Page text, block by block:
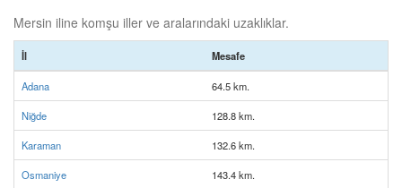
Mersin iline komşu iller ve aralarındaki uzaklıklar.
İl Mesafe
Adana 64.5 km.
Niğde 128.8 km.
Karaman 132.6 km.
Osmaniye 143.4 km.